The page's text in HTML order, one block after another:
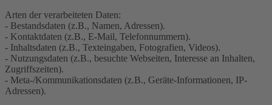
Arten der verarbeiteten Daten:
- Bestandsdaten (z.B., Namen, Adressen).
- Kontaktdaten (z.B., E-Mail, Telefonnummern).
- Inhaltsdaten (z.B., Texteingaben, Fotografien, Videos).
- Nutzungsdaten (z.B., besuchte Webseiten, Interesse an Inhalten,
Zugriffszeiten).
- Meta-/Kommunikationsdaten (z.B., Geräte-Informationen, IP-
Adressen).